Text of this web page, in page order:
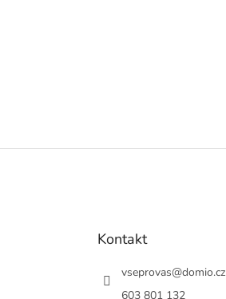
Kontakt
vseprovas@domio.cz
603 801 132